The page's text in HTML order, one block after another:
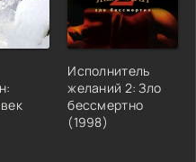
Исполнитель
желаний 2: Зло
бессмертно
(1998)